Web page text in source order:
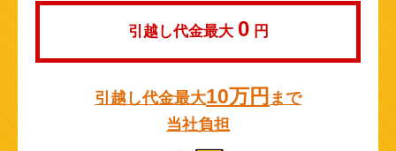
引越し代金最大 0 円
引越し代金最大10万円 まで
当社負担